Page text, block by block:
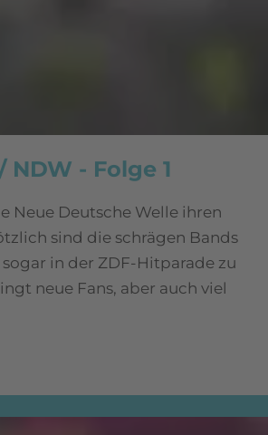
NDW - Folge 1
Neue Deutsche Welle ihren
sind die schrägen Bands
in der ZDF-Hitparade zu
neue Fans, aber auch viel